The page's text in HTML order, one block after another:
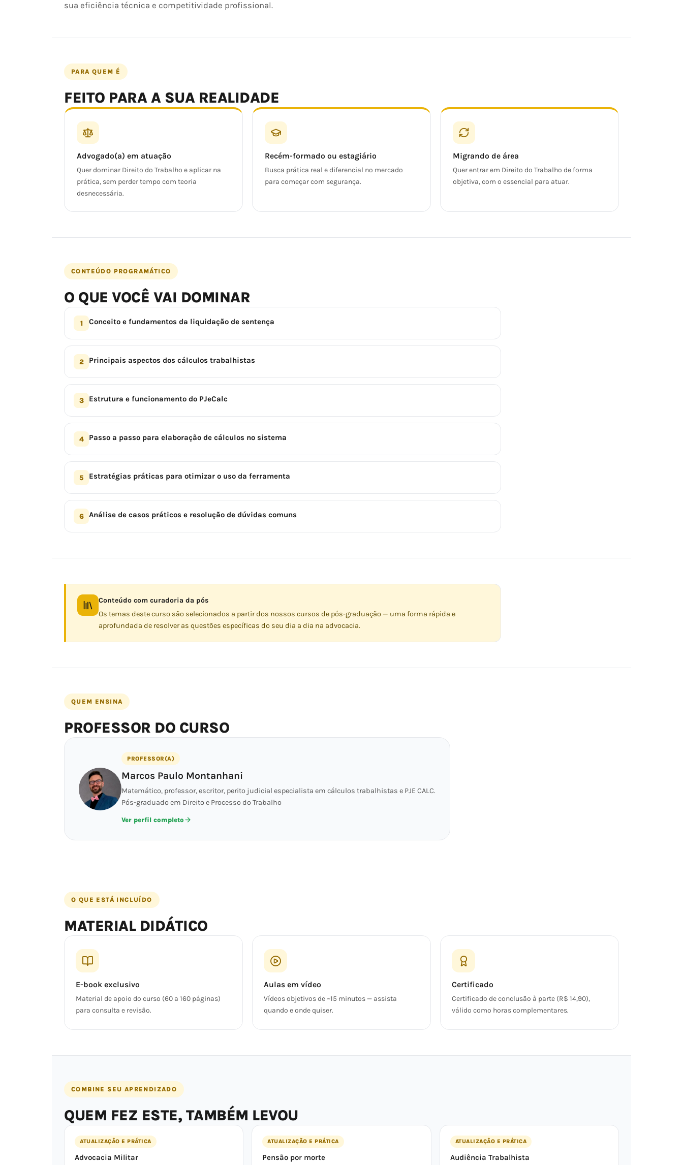
sua eficiência técnica e competitividade profissional.
PARA QUEM É
FEITO PARA A SUA REALIDADE
Advogado(a) em atuação
Quer dominar Direito do Trabalho e aplicar na
prática, sem perder tempo com teoria
desnecessária.
Recém-formado ou estagiário
Busca prática real e diferencial no mercado
para começar com segurança.
Migrando de área
Quer entrar em Direito do Trabalho de forma
objetiva, com o essencial para atuar.
CONTEÚDO PROGRAMÁTICO
O QUE VOCÊ VAI DOMINAR
1 Conceito e fundamentos da liquidação de sentença
2 Principais aspectos dos cálculos trabalhistas
3 Estrutura e funcionamento do PJeCalc
4 Passo a passo para elaboração de cálculos no sistema
5 Estratégias práticas para otimizar o uso da ferramenta
6 Análise de casos práticos e resolução de dúvidas comuns
Conteúdo com curadoria da pós
Os temas deste curso são selecionados a partir dos nossos cursos de pós-graduação — uma forma rápida e
aprofundada de resolver as questões específicas do seu dia a dia na advocacia.
QUEM ENSINA
PROFESSOR DO CURSO
PROFESSOR(A)
Marcos Paulo Montanhani
Matemático, professor, escritor, perito judicial especialista em cálculos trabalhistas e PJE CALC.
Pós-graduado em Direito e Processo do Trabalho
Ver perfil completo
O QUE ESTÁ INCLUÍDO
MATERIAL DIDÁTICO
E-book exclusivo
Material de apoio do curso (60 a 160 páginas)
para consulta e revisão.
Aulas em vídeo
Vídeos objetivos de ~15 minutos — assista
quando e onde quiser.
Certificado
Certificado de conclusão à parte (R$ 14,90),
válido como horas complementares.
COMBINE SEU APRENDIZADO
QUEM FEZ ESTE, TAMBÉM LEVOU
ATUALIZAÇÃO E PRÁTICA
Advocacia Militar
ATUALIZAÇÃO E PRÁTICA
Pensão por morte
ATUALIZAÇÃO E PRÁTICA
Audiência Trabalhista